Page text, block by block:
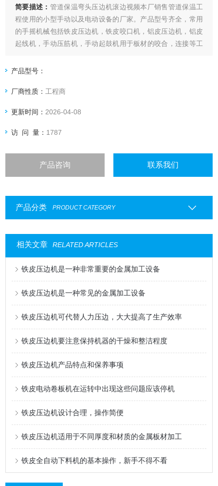
简要描述： 管道保温弯头压边机滚边视频本厂销售管道保温工
程使用的小型手动以及电动设备的厂家。产品型号齐全，常用
的手摇机械包括铁皮压边机，铁皮咬口机，铝皮压边机，铝皮
起线机，手动压筋机，手动起鼓机用于板材的咬合，连接等工
产品型号：
厂商性质： 工程商
更新时间： 2026-04-08
访 问 量： 1787
产品咨询 联系我们
产品分类 PRODUCT CATEGORY
相关文章 RELATED ARTICLES
铁皮压边机是一种非常重要的金属加工设备
铁皮压边机是一种常见的金属加工设备
铁皮压边机可代替人力压边，大大提高了生产效率
铁皮压边机要注意保持机器的干燥和整洁程度
铁皮压边机产品特点和保养事项
铁皮电动卷板机在运转中出现这些问题应该停机
铁皮压边机设计合理，操作简便
铁皮压边机适用于不同厚度和材质的金属板材加工
铁皮全自动下料机的基本操作，新手不得不看